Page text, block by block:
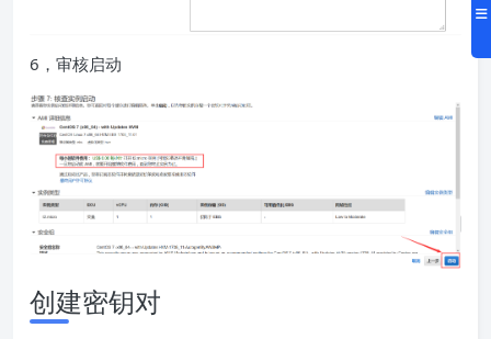
6，审核启动
创建密钥对